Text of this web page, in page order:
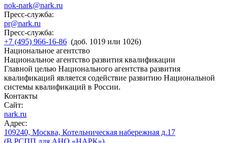
nok-nark@nark.ru
Пресс-служба:
pr@nark.ru
Пресс-служба:
+7 (495) 966-16-86 (доб. 1019 или 1026)
Национальное агентство
Национальное агентство развития квалификации
Главной целью Национального агентства развития
квалификаций является содействие развитию Национальной
системы квалификаций в России.
Контакты
Сайт:
nark.ru
Адрес:
109240, Москва, Котельническая набережная д.17
(В РСПП для АНО «НАРК»)